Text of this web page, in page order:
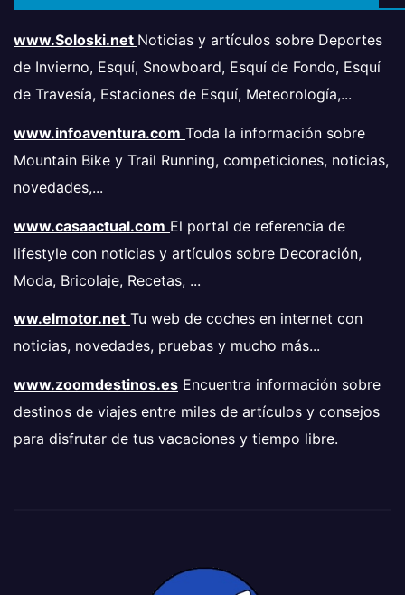
www.Soloski.net Noticias y artículos sobre Deportes
de Invierno, Esquí, Snowboard, Esquí de Fondo, Esquí
de Travesía, Estaciones de Esquí, Meteorología,...
www.infoaventura.com Toda la información sobre
Mountain Bike y Trail Running, competiciones, noticias,
novedades,...
www.casaactual.com El portal de referencia de
lifestyle con noticias y artículos sobre Decoración,
Moda, Bricolaje, Recetas, ...
ww.elmotor.net Tu web de coches en internet con
noticias, novedades, pruebas y mucho más...
www.zoomdestinos.es Encuentra información sobre
destinos de viajes entre miles de artículos y consejos
para disfrutar de tus vacaciones y tiempo libre.